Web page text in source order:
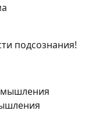
подсознания!